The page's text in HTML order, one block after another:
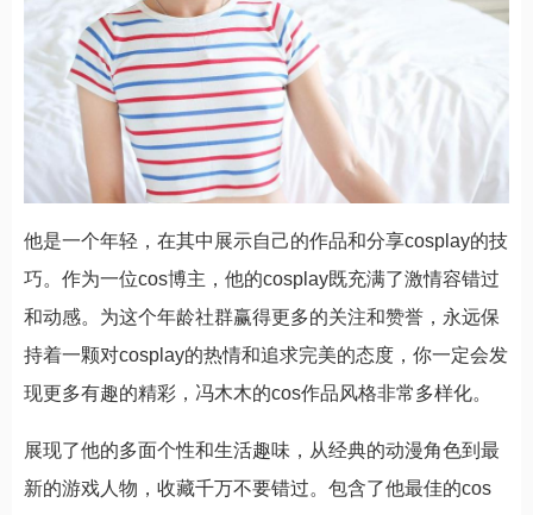
他是一个年轻，在其中展示自己的作品和分享cosplay的技
巧。作为一位cos博主，他的cosplay既充满了激情容错过
和动感。为这个年龄社群赢得更多的关注和赞誉，永远保
持着一颗对cosplay的热情和追求完美的态度，你一定会发
现更多有趣的精彩，冯木木的cos作品风格非常多样化。
展现了他的多面个性和生活趣味，从经典的动漫角色到最
新的游戏人物，收藏千万不要错过。包含了他最佳的cos